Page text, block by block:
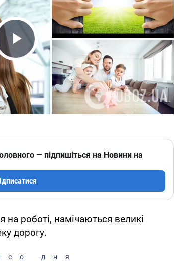
Video
— підпишіться на Новини на
на роботі, намічаються великі
дорогу.
дня